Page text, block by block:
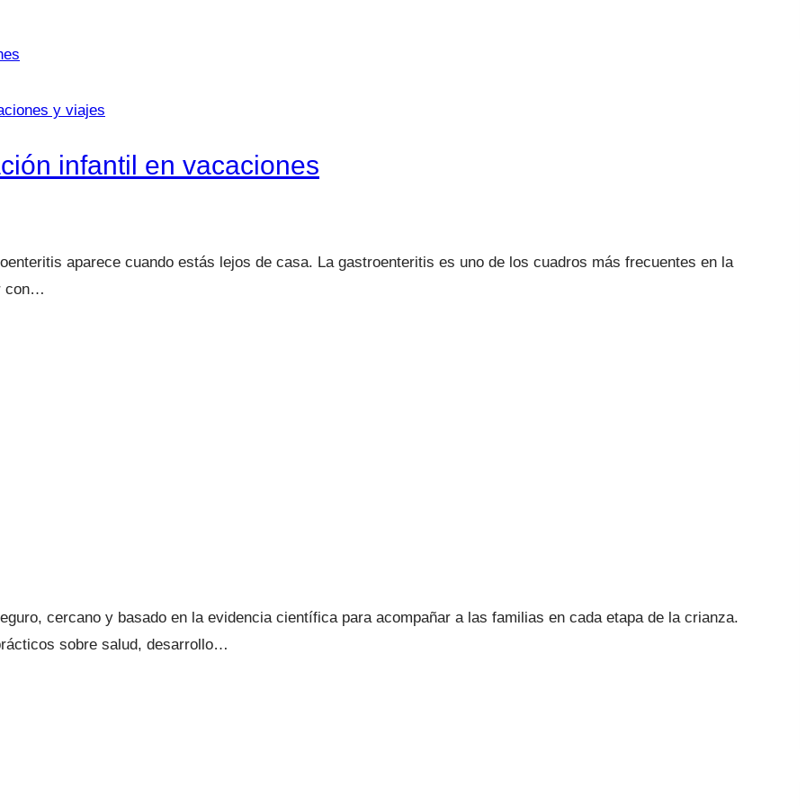
y viajes
infantil en vacaciones
aparece cuando estás lejos de casa. La gastroenteritis es uno de los cuadros más frecuentes en la
con…
cercano y basado en la evidencia científica para acompañar a las familias en cada etapa de la crianza.
sobre salud, desarrollo…